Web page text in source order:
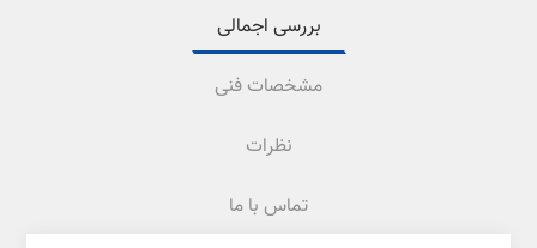
بررسی اجمالی
مشخصات فنی
نظرات
تماس با ما